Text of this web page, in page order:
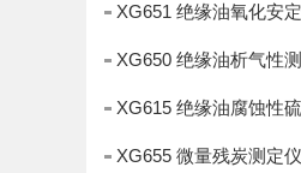
XG651 绝缘油氧化安
XG650 绝缘油析气性
XG615 绝缘油腐蚀性
XG655 微量残炭测定仪